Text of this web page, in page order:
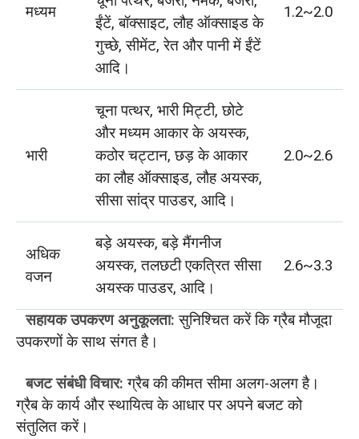
मध्यम
ईंटें, बॉक्साइट, लौह ऑक्साइड के
गुच्छे, सीमेंट, रेत और पानी में ईंटें
आदि।
1.2~2.0
भारी
चूना पत्थर, भारी मिट्टी, छोटे
और मध्यम आकार के अयस्क,
कठोर चट्टान, छड़ के आकार
का लौह ऑक्साइड, लौह अयस्क,
सीसा सांद्र पाउडर, आदि।
2.0~2.6
अधिक
वजन
बड़े अयस्क, बड़े मैंगनीज
अयस्क, तलछटी एकत्रित सीसा
अयस्क पाउडर, आदि।
2.6~3.3
सहायक उपकरण अनुकूलता:सुनिश्चित करें कि ग्रैब मौजूदा
उपकरणों के साथ संगत है।
बजट संबंधी विचार:ग्रैब की कीमत सीमा अलग-अलग है।
ग्रैब के कार्य और स्थायित्व के आधार पर अपने बजट को
संतुलित करें।